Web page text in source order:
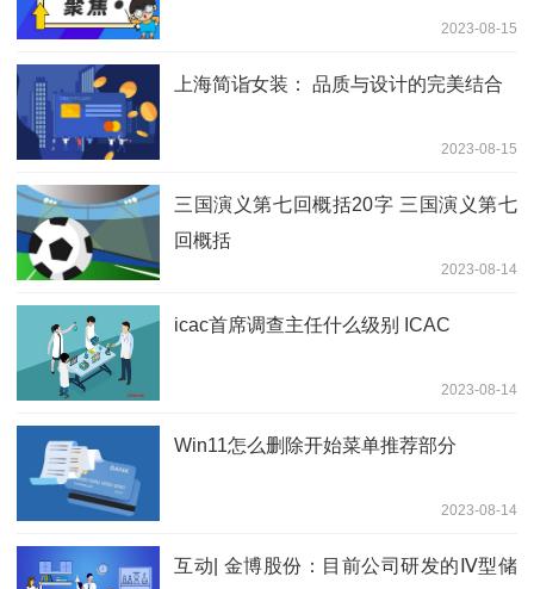
2023-08-15
上海简诣女装： 品质与设计的完美结合
2023-08-15
三国演义第七回概括20字 三国演义第七
回概括
2023-08-14
icac首席调查主任什么级别 ICAC
2023-08-14
Win11怎么删除开始菜单推荐部分
2023-08-14
互动| 金博股份：目前公司研发的Ⅳ型储